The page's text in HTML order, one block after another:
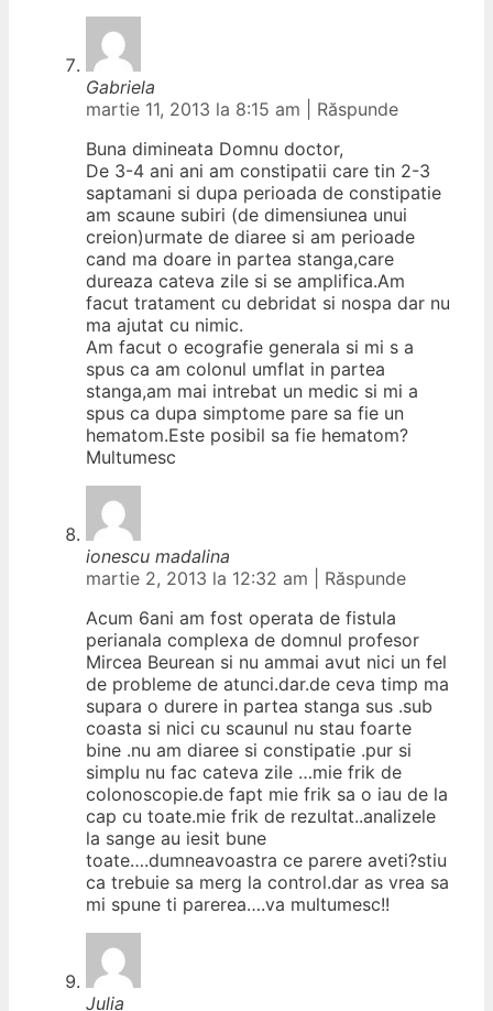
Gabriela
martie 11, 2013 la 8:15 am
Răspunde
Buna dimineata Domnu doctor,
De 3-4 ani ani am constipatii care tin 2-3
saptamani si dupa perioada de constipatie
am scaune subiri (de dimensiunea unui
creion)urmate de diaree si am perioade
cand ma doare in partea stanga,care
dureaza cateva zile si se amplifica.Am
facut tratament cu debridat si nospa dar nu
ma ajutat cu nimic.
Am facut o ecografie generala si mi s a
spus ca am colonul umflat in partea
stanga,am mai intrebat un medic si mi a
spus ca dupa simptome pare sa fie un
hematom.Este posibil sa fie hematom?
Multumesc
ionescu madalina
martie 2, 2013 la 12:32 am
Răspunde
Acum 6ani am fost operata de fistula
perianala complexa de domnul profesor
Mircea Beurean si nu ammai avut nici un fel
de probleme de atunci.dar.de ceva timp ma
supara o durere in partea stanga sus .sub
coasta si nici cu scaunul nu stau foarte
bine .nu am diaree si constipatie .pur si
simplu nu fac cateva zile …mie frik de
colonoscopie.de fapt mie frik sa o iau de la
cap cu toate.mie frik de rezultat..analizele
la sange au iesit bune
toate….dumneavoastra ce parere aveti?stiu
ca trebuie sa merg la control.dar as vrea sa
mi spune ti parerea….va multumesc!!
Julia